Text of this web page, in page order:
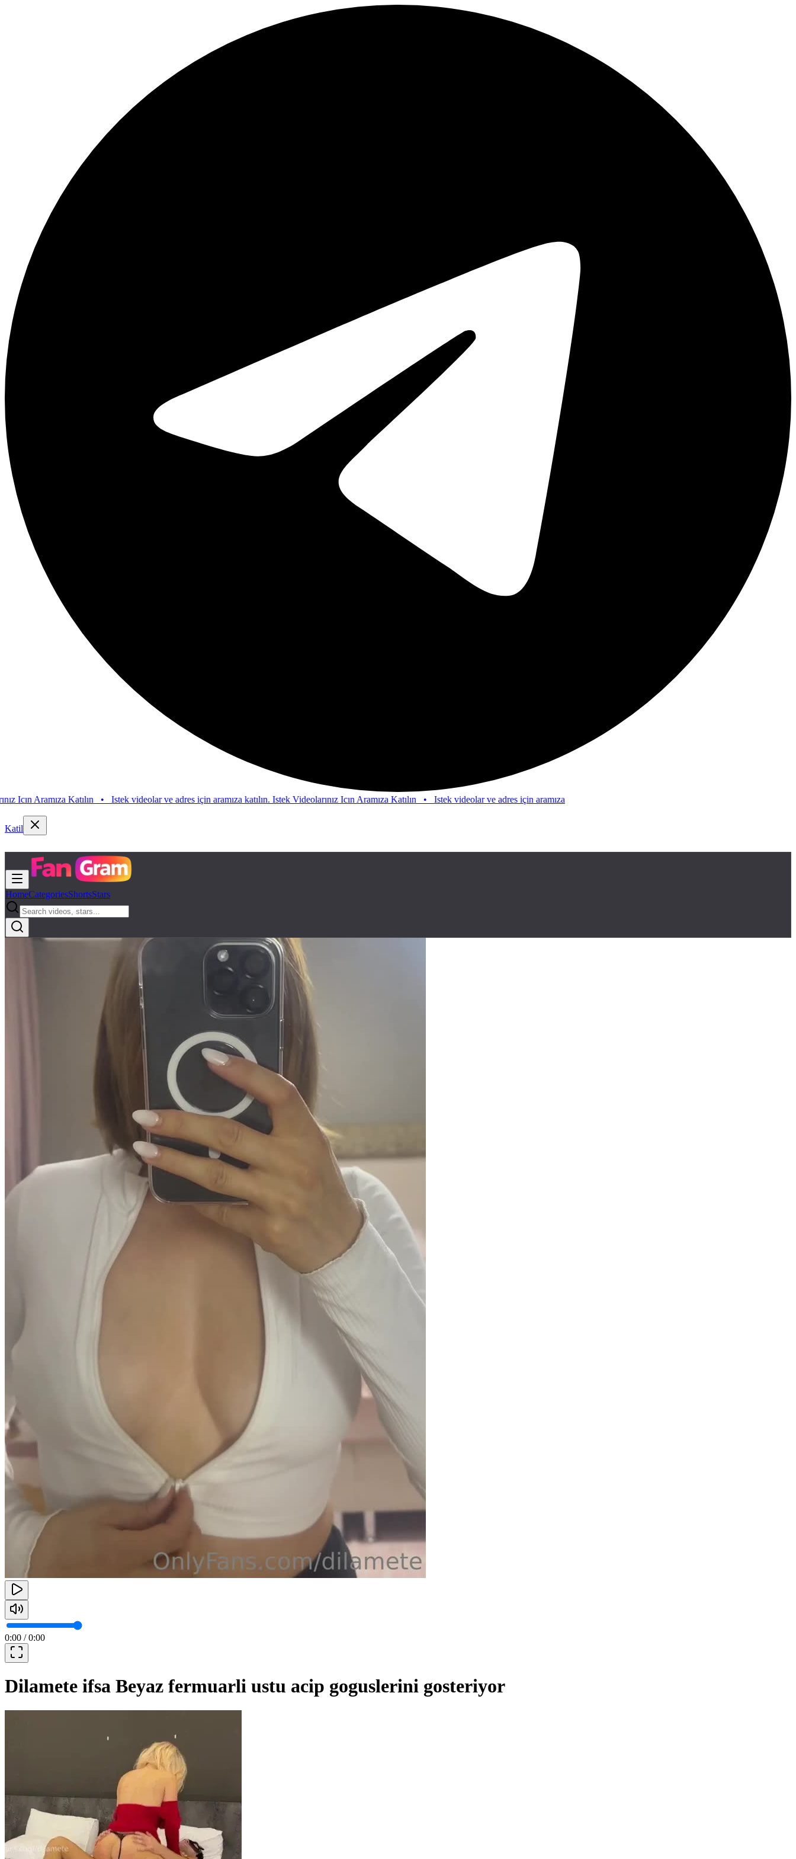
Katılın•Istek videolar ve adres için aramıza katılın. Istek Videolarınız Icın Aramıza Katılın•Istek videolar ve adres için aramıza
Katil
HomeCategoriesShortsStars
0:00 /0:00
Dilamete ifsa Beyaz fermuarli ustu acip goguslerini gosteriyor